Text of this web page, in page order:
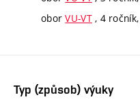
oborVU-VT, 4
Typ (způsob) výuky